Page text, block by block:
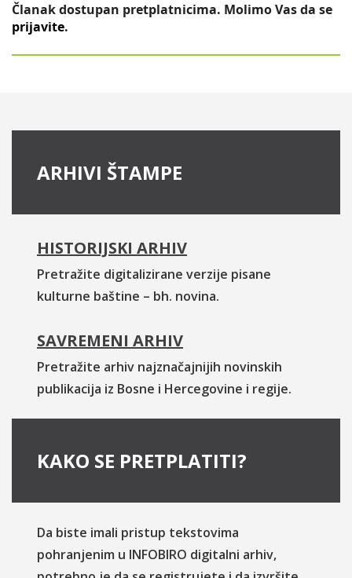
Članak dostupan pretplatnicima. Molimo Vas da se
prijavite.
ARHIVI ŠTAMPE
HISTORIJSKI ARHIV
Pretražite digitalizirane verzije pisane
kulturne baštine – bh. novina.
SAVREMENI ARHIV
Pretražite arhiv najznačajnijih novinskih
publikacija iz Bosne i Hercegovine i regije.
KAKO SE PRETPLATITI?
Da biste imali pristup tekstovima
pohranjenim u INFOBIRO digitalni arhiv,